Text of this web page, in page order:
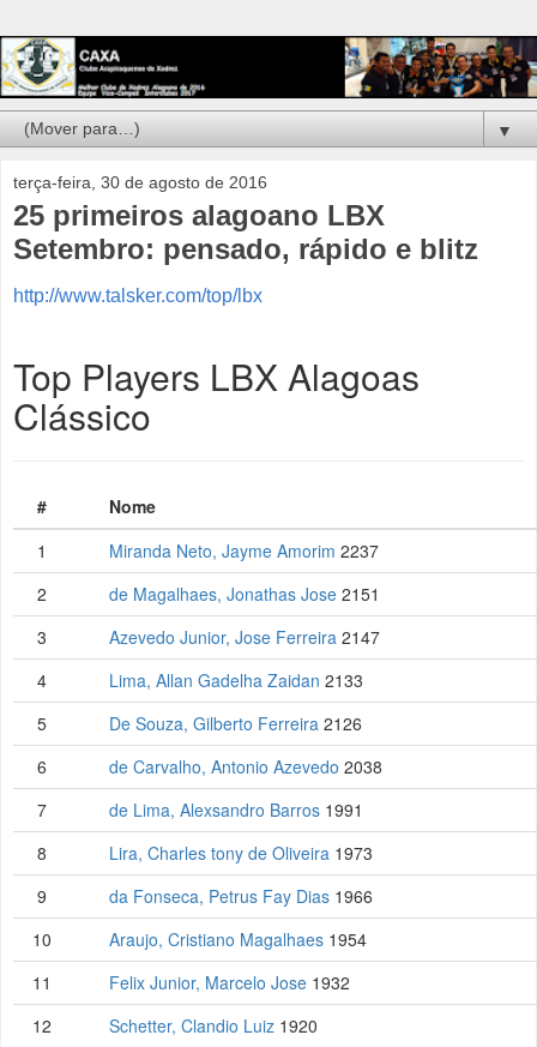
▼
terça-feira, 30 de agosto de 2016
25 primeiros alagoano LBX
Setembro: pensado, rápido e blitz
http://www.talsker.com/top/lbx
Top Players LBX Alagoas
Clássico
#
Nome
1
Miranda Neto, Jayme Amorim 2237
2
de Magalhaes, Jonathas Jose 2151
3
Azevedo Junior, Jose Ferreira 2147
4
Lima, Allan Gadelha Zaidan 2133
5
De Souza, Gilberto Ferreira 2126
6
de Carvalho, Antonio Azevedo 2038
7
de Lima, Alexsandro Barros 1991
8
Lira, Charles tony de Oliveira 1973
9
da Fonseca, Petrus Fay Dias 1966
10
Araujo, Cristiano Magalhaes 1954
11
Felix Junior, Marcelo Jose 1932
12
Schetter, Clandio Luiz 1920